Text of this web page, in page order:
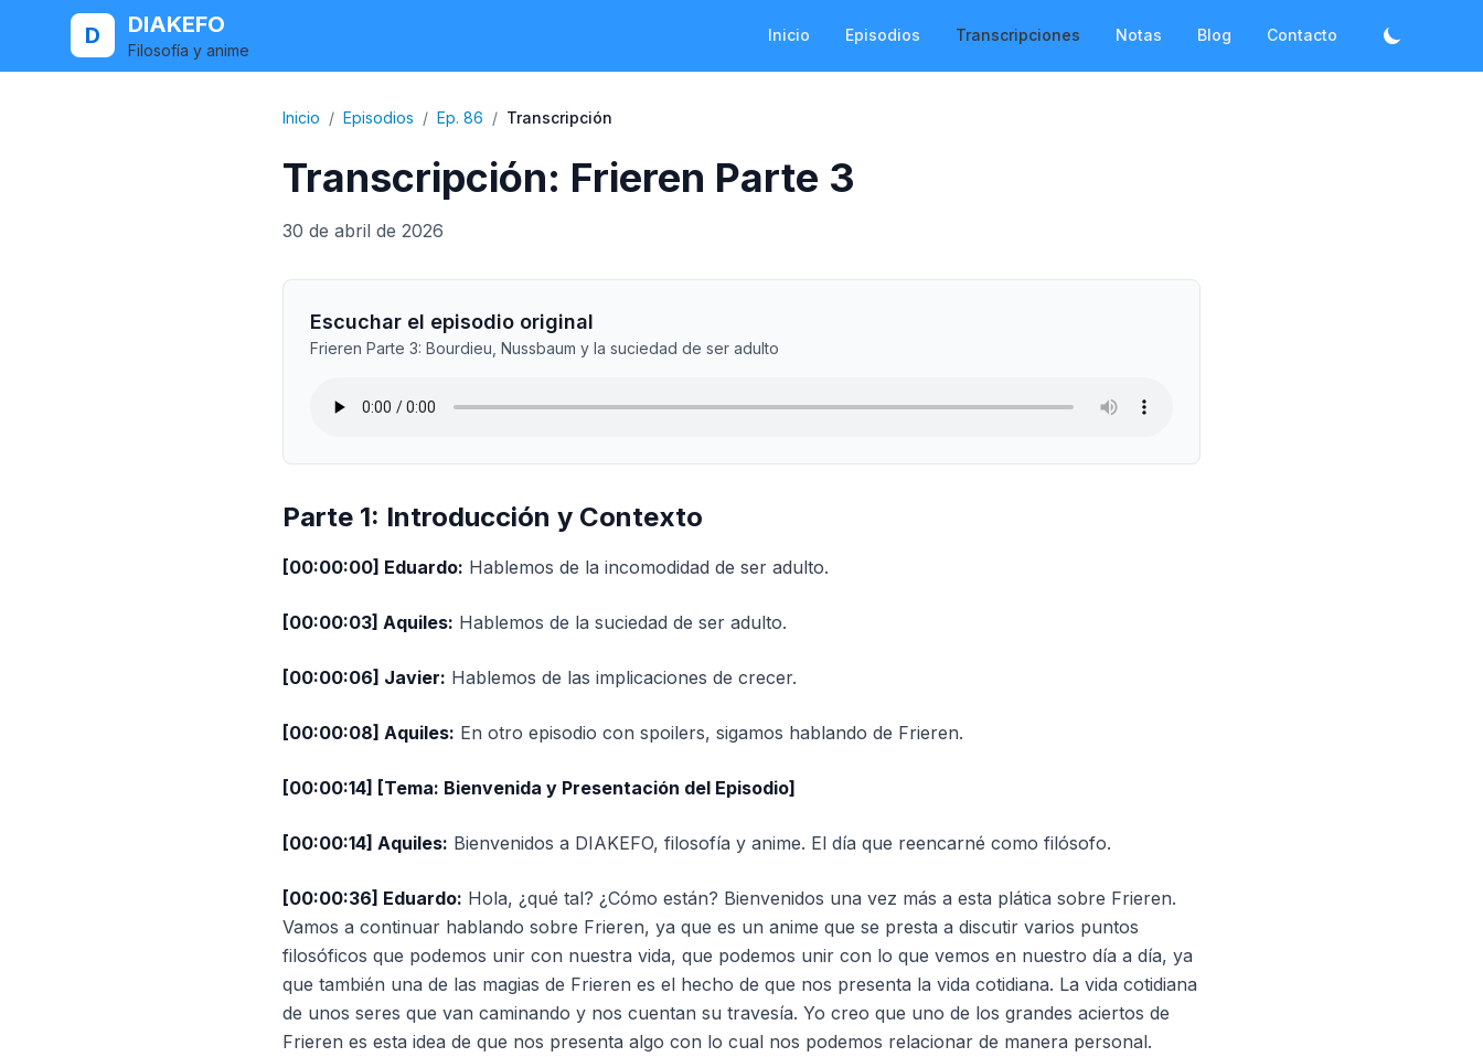
D DIAKEFO
Filosofía y anime
Inicio Episodios Transcripciones Notas Blog Contacto
Inicio / Episodios / Ep. 86 / Transcripción
Transcripción: Frieren Parte 3
30 de abril de 2026
Escuchar el episodio original
Frieren Parte 3: Bourdieu, Nussbaum y la suciedad de ser adulto
Parte 1: Introducción y Contexto
[00:00:00] Eduardo: Hablemos de la incomodidad de ser adulto.
[00:00:03] Aquiles: Hablemos de la suciedad de ser adulto.
[00:00:06] Javier: Hablemos de las implicaciones de crecer.
[00:00:08] Aquiles: En otro episodio con spoilers, sigamos hablando de Frieren.
[00:00:14] [Tema: Bienvenida y Presentación del Episodio]
[00:00:14] Aquiles: Bienvenidos a DIAKEFO, filosofía y anime. El día que reencarné como filósofo.
[00:00:36] Eduardo: Hola, ¿qué tal? ¿Cómo están? Bienvenidos una vez más a esta plática sobre Frieren.
Vamos a continuar hablando sobre Frieren, ya que es un anime que se presta a discutir varios puntos
filosóficos que podemos unir con nuestra vida, que podemos unir con lo que vemos en nuestro día a día, ya
que también una de las magias de Frieren es el hecho de que nos presenta la vida cotidiana. La vida cotidiana
de unos seres que van caminando y nos cuentan su travesía. Yo creo que uno de los grandes aciertos de
Frieren es esta idea de que nos presenta algo con lo cual nos podemos relacionar de manera personal.